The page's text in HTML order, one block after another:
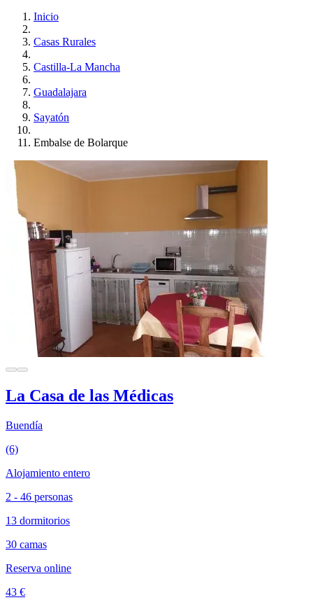
Inicio
Casas Rurales
Castilla-La Mancha
Guadalajara
Sayatón
Embalse de Bolarque
La Casa de las Médicas
Buendía
(6)
Alojamiento entero
2 - 46 personas
13 dormitorios
30 camas
Reserva online
43 €